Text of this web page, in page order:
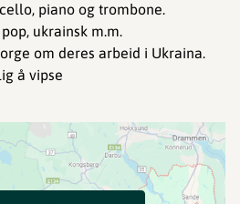
piano og trombone.
ukrainsk m.m.
om deres arbeid i Ukraina.
å vipse